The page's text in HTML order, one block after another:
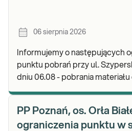
06 sierpnia 2026
Informujemy o następujących
punktu pobrań przy ul.
dniu 06.08 - pobrania
PP Poznań, os. Orła
ograniczenia punktu w